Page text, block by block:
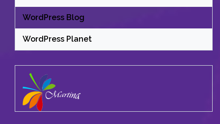
WordPress Blog
WordPress Planet